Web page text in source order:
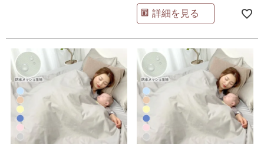
詳細を見る